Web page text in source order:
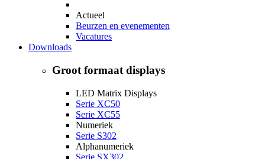
Actueel
Beurzen en evenementen
Vacatures
Downloads
Groot formaat displays
LED Matrix Displays
Serie XC50
Serie XC55
Numeriek
Serie S302
Alphanumeriek
Serie SX302